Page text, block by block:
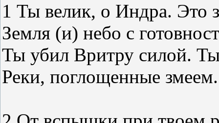
1 Ты велик, о Индра. Это
Земля (и) небо с
Ты убил Вритру силой.
Реки, поглощенные змеем.